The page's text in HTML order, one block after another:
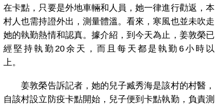
在卡點，只要是外地車輛和人員，她一律進行勸返，本
村人也需持證外出，測量體溫。看來，寒風也並未吹走
她的執勤熱情和認真。據介紹，到今天為止，姜敦榮已
經堅持執勤20余天，而且每天都是執勤6小時以
上。
姜敦榮告訴記者，她的兒子臧秀海是該村的村醫，
自該村設立防疫卡點開始，兒子便到卡點執勤，負責測